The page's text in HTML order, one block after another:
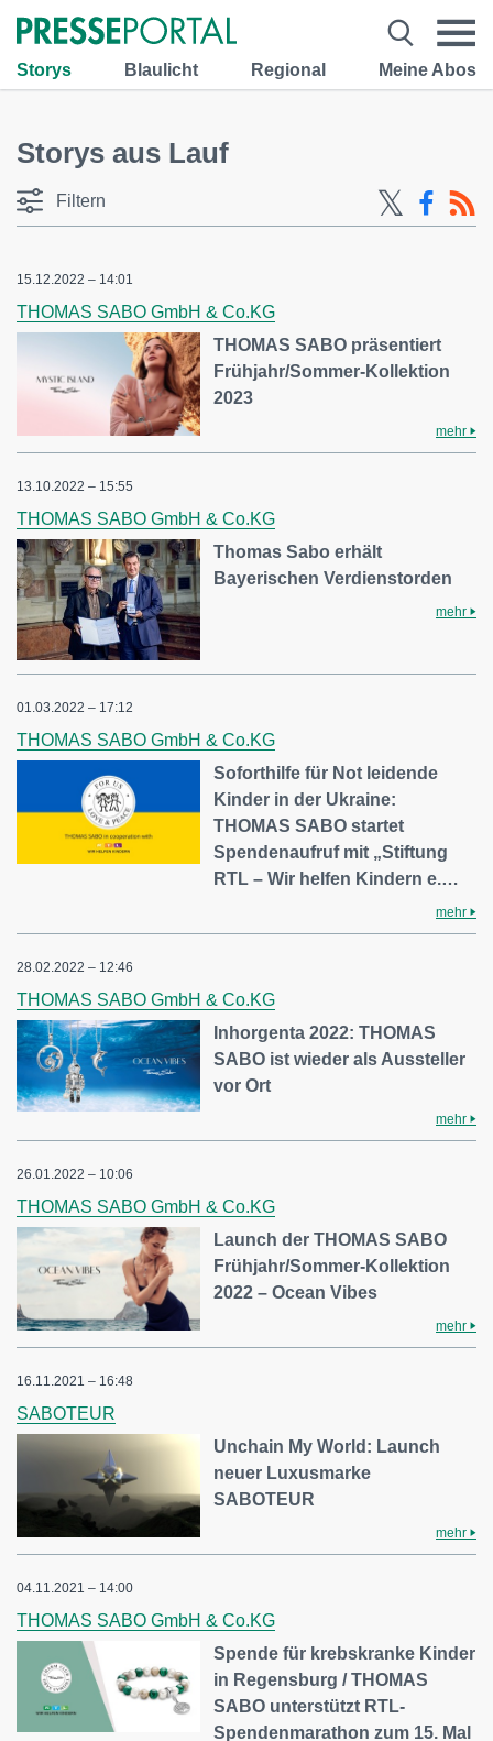
Storys Blaulicht Regional Meine Abos
Storys aus Lauf
Filtern
15.12.2022 – 14:01
THOMAS SABO GmbH & Co.KG
THOMAS SABO präsentiert
Frühjahr/Sommer-Kollektion
2023
mehr
13.10.2022 – 15:55
THOMAS SABO GmbH & Co.KG
Thomas Sabo erhält
Bayerischen Verdienstorden
mehr
01.03.2022 – 17:12
THOMAS SABO GmbH & Co.KG
Soforthilfe für Not leidende
Kinder in der Ukraine:
THOMAS SABO startet
Spendenaufruf mit „Stiftung
RTL – Wir helfen Kindern e.…
mehr
28.02.2022 – 12:46
THOMAS SABO GmbH & Co.KG
Inhorgenta 2022: THOMAS
SABO ist wieder als Aussteller
vor Ort
mehr
26.01.2022 – 10:06
THOMAS SABO GmbH & Co.KG
Launch der THOMAS SABO
Frühjahr/Sommer-Kollektion
2022 – Ocean Vibes
mehr
16.11.2021 – 16:48
SABOTEUR
Unchain My World: Launch
neuer Luxusmarke
SABOTEUR
mehr
04.11.2021 – 14:00
THOMAS SABO GmbH & Co.KG
Spende für krebskranke Kinder
in Regensburg / THOMAS
SABO unterstützt RTL-
Spendenmarathon zum 15. Mal